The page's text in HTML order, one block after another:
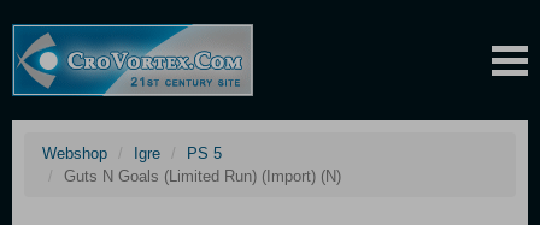
Webshop Igre
PS 5
Guts N Goals (Limited Run) (Import) (N)